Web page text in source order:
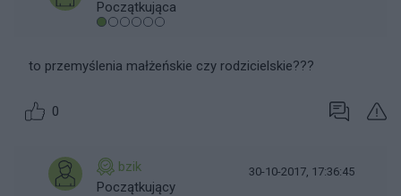
Początkująca
to przemyślenia małżeńskie czy rodzicielskie???
0
bzik
Początkujący
30-10-2017, 17:36:45